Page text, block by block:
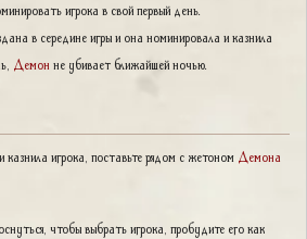
игрока в свой первый день.
в середине игры и она номинировала и казнила
Демон не убивает ближайшей ночью.
игрока, поставьте рядом с жетоном Демона
чтобы выбрать игрока, пробудите его как